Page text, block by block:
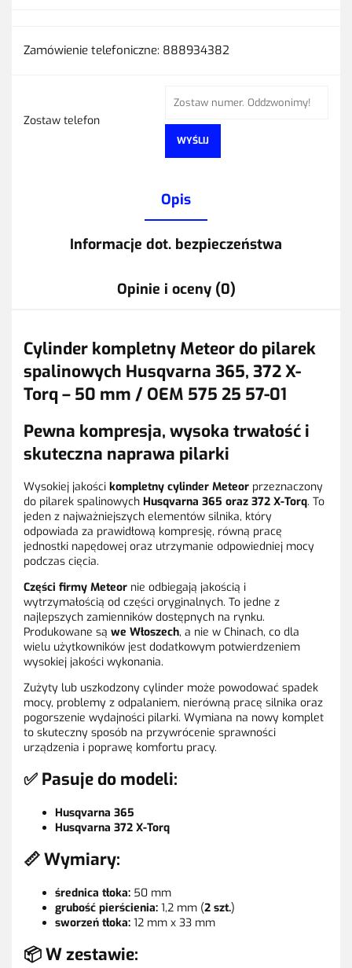
Zamówienie telefoniczne: 888934382
Zostaw telefon
WYŚLIJ
Opis
Informacje dot. bezpieczeństwa
Opinie i oceny (0)
Cylinder kompletny Meteor do pilarek
spalinowych Husqvarna 365, 372 X-
Torq – 50 mm / OEM 575 25 57-01
Pewna kompresja, wysoka trwałość i
skuteczna naprawa pilarki
Wysokiej jakości kompletny cylinder Meteor przeznaczony
do pilarek spalinowych Husqvarna 365 oraz 372 X-Torq. To
jeden z najważniejszych elementów silnika, który
odpowiada za prawidłową kompresję, równą pracę
jednostki napędowej oraz utrzymanie odpowiedniej mocy
podczas cięcia.
Części firmy Meteor nie odbiegają jakością i
wytrzymałością od części oryginalnych. To jedne z
najlepszych zamienników dostępnych na rynku.
Produkowane są we Włoszech, a nie w Chinach, co dla
wielu użytkowników jest dodatkowym potwierdzeniem
wysokiej jakości wykonania.
Zużyty lub uszkodzony cylinder może powodować spadek
mocy, problemy z odpalaniem, nierówną pracę silnika oraz
pogorszenie wydajności pilarki. Wymiana na nowy komplet
to skuteczny sposób na przywrócenie sprawności
urządzenia i poprawę komfortu pracy.
✅ Pasuje do modeli:
Husqvarna 365
Husqvarna 372 X-Torq
📏 Wymiary:
średnica tłoka: 50 mm
grubość pierścienia: 1,2 mm (2 szt.)
sworzeń tłoka: 12 mm x 33 mm
📦 W zestawie: